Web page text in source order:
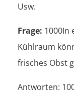
Usw.
Frage: 1000In
Kühlraum
frisches Obst
Antworten: